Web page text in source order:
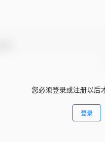
您必须登录或注册以后
登录